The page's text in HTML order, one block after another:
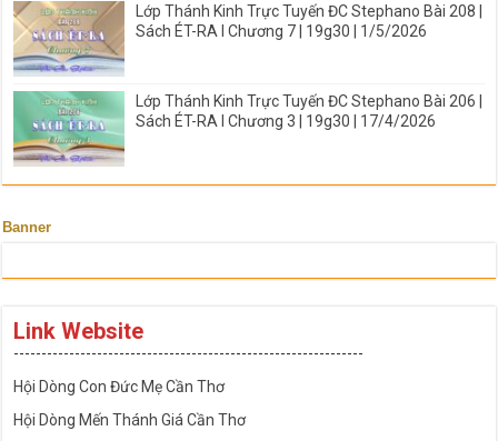
Lớp Thánh Kinh Trực Tuyến ĐC Stephano Bài 208 |
Sách ÉT-RA I Chương 7 | 19g30 | 1/5/2026
Lớp Thánh Kinh Trực Tuyến ĐC Stephano Bài 206 |
Sách ÉT-RA I Chương 3 | 19g30 | 17/4/2026
Banner
Link Website
---------------------------------------------------------------
Hội Dòng Con Đức Mẹ Cần Thơ
Hội Dòng Mến Thánh Giá Cần Thơ